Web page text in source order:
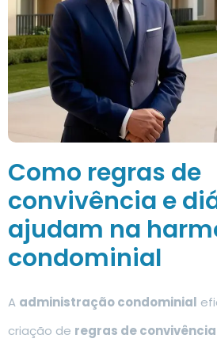
Como regras de
convivência e
ajudam na
condominial
A administração condominial
criação de regras de convivência